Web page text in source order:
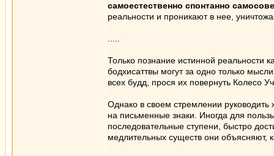
самоестественно спонтанно
реальности и проникают в нее,
Только познание истинной реальности
бодхисаттвы могут за одно только
всех будд, прося их повернуть Колесо
Однако в своем стремлении
на письменные знаки. Иногда для
последовательные ступени, быстро
медлительных существ они объясняют,